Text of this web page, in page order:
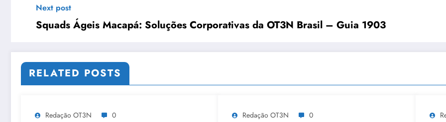
Next post
Squads Ágeis Macapá: Soluções Corporativas da OT3N Brasil – Guia 1903
RELATED POSTS
Redação OT3N 0 Redação OT3N 0